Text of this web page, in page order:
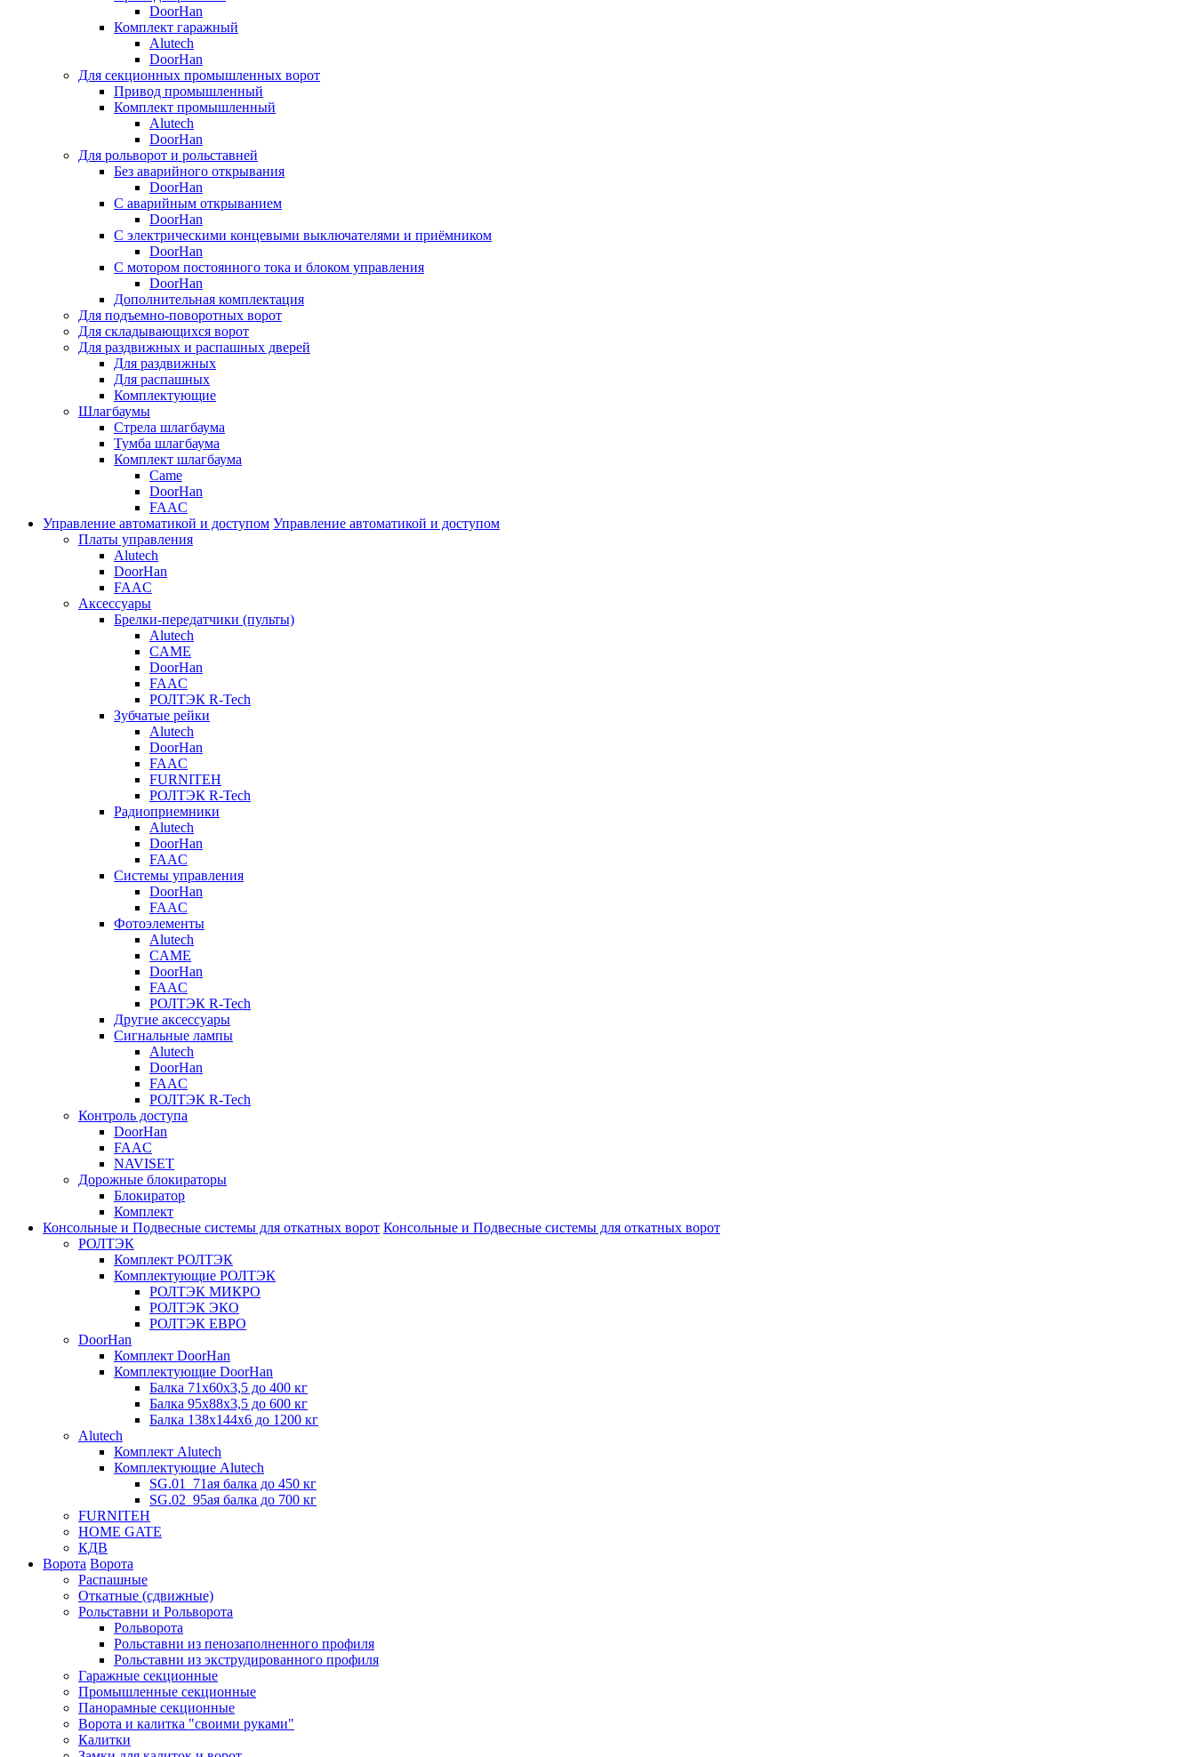
DoorHan
Комплект гаражный
Alutech
DoorHan
Для секционных промышленных ворот
Привод промышленный
Комплект промышленный
Alutech
DoorHan
Для рольворот и рольставней
Без аварийного открывания
DoorHan
С аварийным открыванием
DoorHan
С электрическими концевыми выключателями и приёмником
DoorHan
С мотором постоянного тока и блоком управления
DoorHan
Дополнительная комплектация
Для подъемно-поворотных ворот
Для складывающихся ворот
Для раздвижных и распашных дверей
Для раздвижных
Для распашных
Комплектующие
Шлагбаумы
Стрела шлагбаума
Тумба шлагбаума
Комплект шлагбаума
Came
DoorHan
FAAC
Управление автоматикой и доступом Управление автоматикой и доступом
Платы управления
Alutech
DoorHan
FAAC
Аксессуары
Брелки-передатчики (пульты)
Alutech
CAME
DoorHan
FAAC
РОЛТЭК R-Tech
Зубчатые рейки
Alutech
DoorHan
FAAC
FURNITEH
РОЛТЭК R-Tech
Радиоприемники
Alutech
DoorHan
FAAC
Системы управления
DoorHan
FAAC
Фотоэлементы
Alutech
CAME
DoorHan
FAAC
РОЛТЭК R-Tech
Другие аксессуары
Сигнальные лампы
Alutech
DoorHan
FAAC
РОЛТЭК R-Tech
Контроль доступа
DoorHan
FAAC
NAVISET
Дорожные блокираторы
Блокиратор
Комплект
Консольные и Подвесные системы для откатных ворот Консольные и Подвесные системы для откатных ворот
РОЛТЭК
Комплект РОЛТЭК
Комплектующие РОЛТЭК
РОЛТЭК МИКРО
РОЛТЭК ЭКО
РОЛТЭК ЕВРО
DoorHan
Комплект DoorHan
Комплектующие DoorHan
Балка 71х60х3,5 до 400 кг
Балка 95х88х3,5 до 600 кг
Балка 138х144х6 до 1200 кг
Alutech
Комплект Alutech
Комплектующие Alutech
SG.01_71ая балка до 450 кг
SG.02_95ая балка до 700 кг
FURNITEH
HOME GATE
КДВ
Ворота Ворота
Распашные
Откатные (сдвижные)
Рольставни и Рольворота
Рольворота
Рольставни из пенозаполненного профиля
Рольставни из экструдированного профиля
Гаражные секционные
Промышленные секционные
Панорамные секционные
Ворота и калитка "своими руками"
Калитки